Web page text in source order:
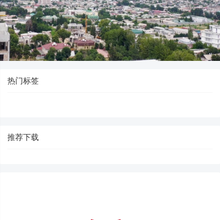
热门标签
推荐下载